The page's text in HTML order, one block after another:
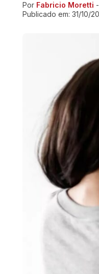
Ir direto pra matéria
Por Fabricio Moretti
Publicado em: 31/10/